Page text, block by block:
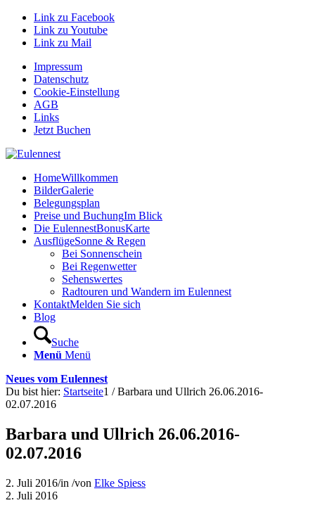
Link zu Facebook
Link zu Youtube
Link zu Mail
Impressum
Datenschutz
Cookie-Einstellung
AGB
Links
Jetzt Buchen
HomeWillkommen
BilderGalerie
Belegungsplan
Preise und BuchungIm Blick
Die EulennestBonusKarte
AusflügeSonne & Regen
Bei Sonnenschein
Bei Regenwetter
Sehenswertes
Radtouren und Wandern im Eulennest
KontaktMelden Sie sich
Blog
Suche
Menü Menü
Neues vom Eulennest
Du bist hier: Startseite1 / Barbara und Ullrich 26.06.2016-
02.07.2016
Barbara und Ullrich 26.06.2016-
02.07.2016
2. Juli 2016/in /von Elke Spiess
2. Juli 2016